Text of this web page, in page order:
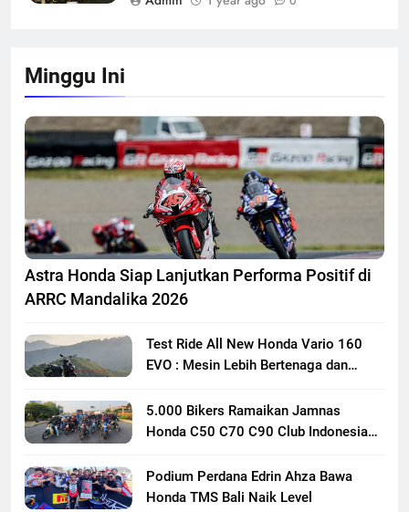
Minggu Ini
Astra Honda Siap Lanjutkan Performa Positif di
ARRC Mandalika 2026
Test Ride All New Honda Vario 160
EVO : Mesin Lebih Bertenaga dan
5.000 Bikers Ramaikan Jamnas
Honda C50 C70 C90 Club Indonesia
Persaudaraan Pecinta Motor Klasik
Honda
Podium Perdana Edrin Ahza Bawa
Honda TMS Bali Naik Level